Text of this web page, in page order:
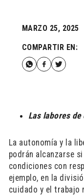
MARZO 25, 2025
COMPARTIR EN:
Las labores
La autonomía y la
podrán alcanzarse
condiciones con
ejemplo, en la
cuidado y el trabajo